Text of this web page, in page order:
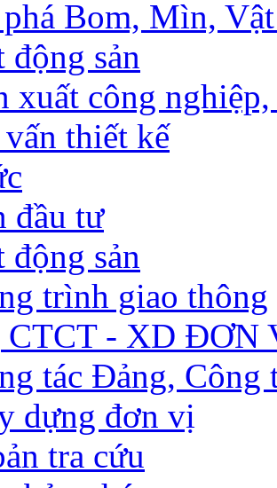
phá Bom, Mìn,
động sản
xuất công
thiết kế
đầu tư
động sản
trình giao thông
- XD ĐƠN
tác Đảng, Công
dựng đơn vị
tra cứu